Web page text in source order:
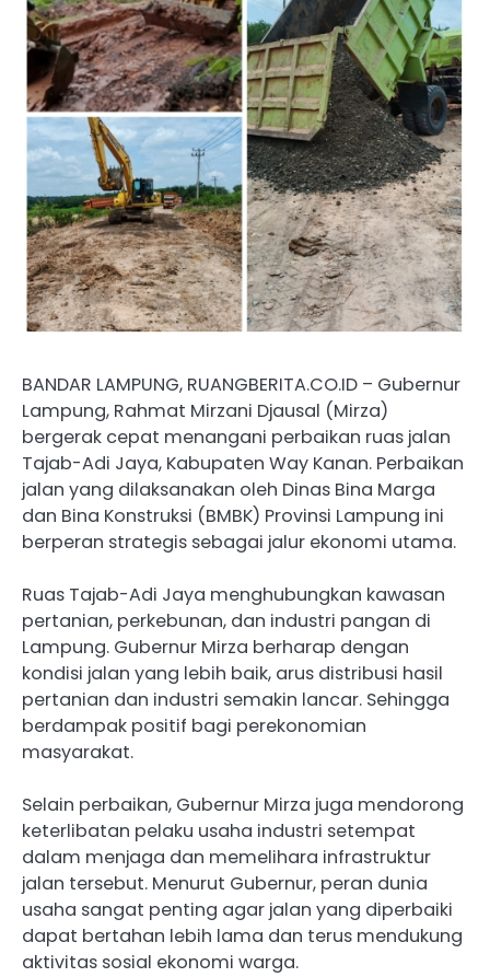
BANDAR LAMPUNG, RUANGBERITA.CO.ID – Gubernur
Lampung, Rahmat Mirzani Djausal (Mirza)
bergerak cepat menangani perbaikan ruas jalan
Tajab-Adi Jaya, Kabupaten Way Kanan. Perbaikan
jalan yang dilaksanakan oleh Dinas Bina Marga
dan Bina Konstruksi (BMBK) Provinsi Lampung ini
berperan strategis sebagai jalur ekonomi utama.
Ruas Tajab-Adi Jaya menghubungkan kawasan
pertanian, perkebunan, dan industri pangan di
Lampung. Gubernur Mirza berharap dengan
kondisi jalan yang lebih baik, arus distribusi hasil
pertanian dan industri semakin lancar. Sehingga
berdampak positif bagi perekonomian
masyarakat.
Selain perbaikan, Gubernur Mirza juga mendorong
keterlibatan pelaku usaha industri setempat
dalam menjaga dan memelihara infrastruktur
jalan tersebut. Menurut Gubernur, peran dunia
usaha sangat penting agar jalan yang diperbaiki
dapat bertahan lebih lama dan terus mendukung
aktivitas sosial ekonomi warga.